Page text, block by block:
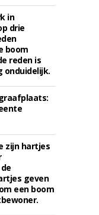
in
drie
boom
reden is
onduidelijk.
zijn hartjes
geven
een boom